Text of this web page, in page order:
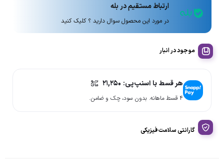
ارتباط مستقیم در بله
در مورد این محصول سوال دارید ؟ کلیک کنید
موجود در انبار
هر قسط با اسنپ‌پی: ۲۱,۲۵۰
۴ قسط ماهانه. بدون سود، چک و ضامن.
گارانتی سلامت فیزیکی